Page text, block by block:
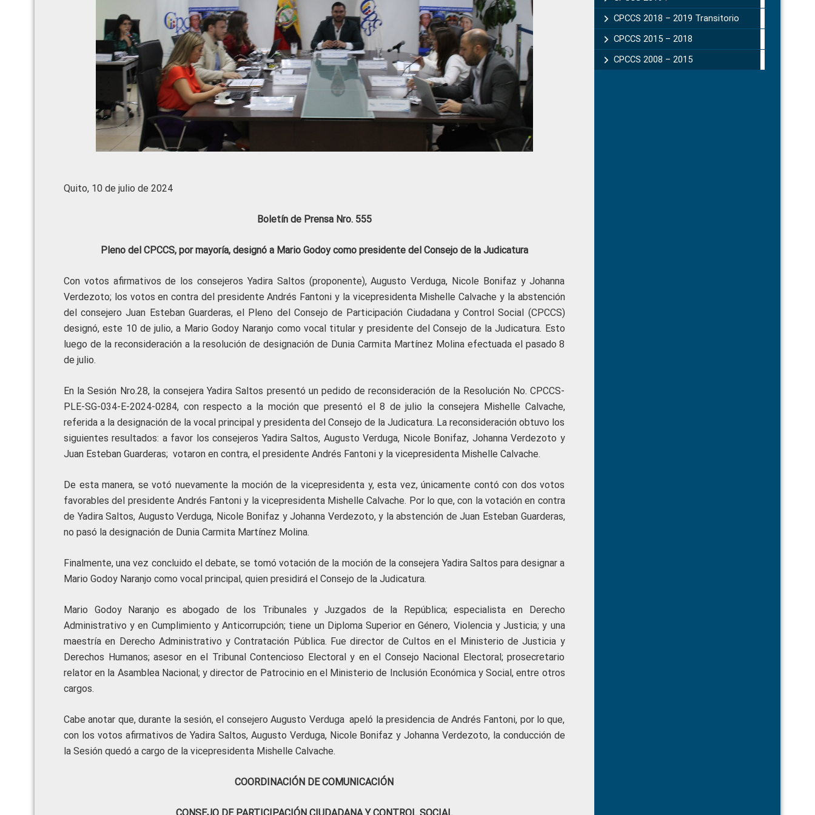
Quito, 10 de julio de 2024
Boletín de Prensa Nro. 555
Pleno del CPCCS, por mayoría, designó a Mario Godoy como presidente del Consejo de la Judicatura
Con votos afirmativos de los consejeros Yadira Saltos (proponente), Augusto Verduga, Nicole Bonifaz y Johanna
Verdezoto; los votos en contra del presidente Andrés Fantoni y la vicepresidenta Mishelle Calvache y la abstención
del consejero Juan Esteban Guarderas, el Pleno del Consejo de Participación Ciudadana y Control Social (CPCCS)
designó, este 10 de julio, a Mario Godoy Naranjo como vocal titular y presidente del Consejo de la Judicatura. Esto
luego de la reconsideración a la resolución de designación de Dunia Carmita Martínez Molina efectuada el pasado 8
de julio.
En la Sesión Nro.28, la consejera Yadira Saltos presentó un pedido de reconsideración de la Resolución No. CPCCS-
PLE-SG-034-E-2024-0284, con respecto a la moción que presentó el 8 de julio la consejera Mishelle Calvache,
referida a la designación de la vocal principal y presidenta del Consejo de la Judicatura. La reconsideración obtuvo los
siguientes resultados: a favor los consejeros Yadira Saltos, Augusto Verduga, Nicole Bonifaz, Johanna Verdezoto y
Juan Esteban Guarderas; votaron en contra, el presidente Andrés Fantoni y la vicepresidenta Mishelle Calvache.
De esta manera, se votó nuevamente la moción de la vicepresidenta y, esta vez, únicamente contó con dos votos
favorables del presidente Andrés Fantoni y la vicepresidenta Mishelle Calvache. Por lo que, con la votación en contra
de Yadira Saltos, Augusto Verduga, Nicole Bonifaz y Johanna Verdezoto, y la abstención de Juan Esteban Guarderas,
no pasó la designación de Dunia Carmita Martínez Molina.
Finalmente, una vez concluido el debate, se tomó votación de la moción de la consejera Yadira Saltos para designar a
Mario Godoy Naranjo como vocal principal, quien presidirá el Consejo de la Judicatura.
Mario Godoy Naranjo es abogado de los Tribunales y Juzgados de la República; especialista en Derecho
Administrativo y en Cumplimiento y Anticorrupción; tiene un Diploma Superior en Género, Violencia y Justicia; y una
maestría en Derecho Administrativo y Contratación Pública. Fue director de Cultos en el Ministerio de Justicia y
Derechos Humanos; asesor en el Tribunal Contencioso Electoral y en el Consejo Nacional Electoral; prosecretario
relator en la Asamblea Nacional; y director de Patrocinio en el Ministerio de Inclusión Económica y Social, entre otros
cargos.
Cabe anotar que, durante la sesión, el consejero Augusto Verduga apeló la presidencia de Andrés Fantoni, por lo que,
con los votos afirmativos de Yadira Saltos, Augusto Verduga, Nicole Bonifaz y Johanna Verdezoto, la conducción de
la Sesión quedó a cargo de la vicepresidenta Mishelle Calvache.
COORDINACIÓN DE COMUNICACIÓN
CONSEJO DE PARTICIPACIÓN CIUDADANA Y CONTROL SOCIAL
CPCCS 2018 – 2019 Transitorio
CPCCS 2015 – 2018
CPCCS 2008 – 2015